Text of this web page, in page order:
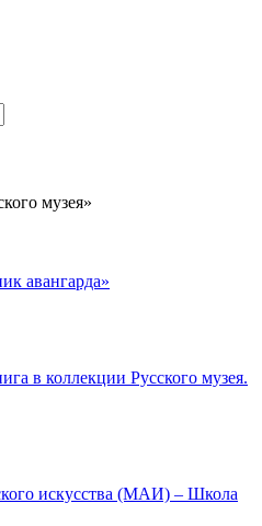
музея»
авангарда»
в коллекции Русского музея.
искусства (МАИ) – Школа